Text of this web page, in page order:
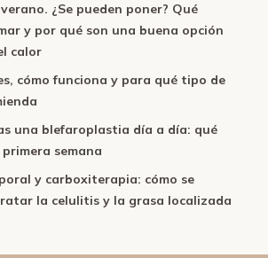
¿Se pueden poner? Qué
y por qué son una buena opción
calor
cómo funciona y para qué tipo de
una blefaroplastia día a día: qué
semana
y carboxiterapia: cómo se
la celulitis y la grasa localizada